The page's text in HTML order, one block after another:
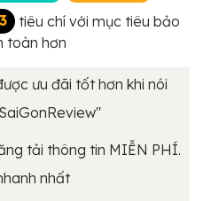
tiêu chí với mục tiêu bảo
toàn hơn
ưu đãi tốt hơn khi nói
tải thông tin MIỄN PHÍ.
nhất